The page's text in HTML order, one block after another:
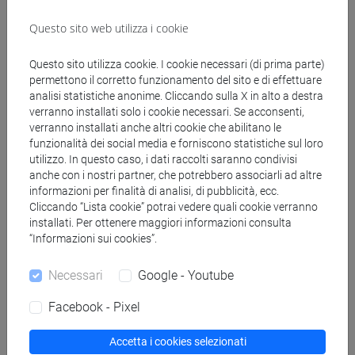
storico - dall'egemonia europea alla
medievale
[FTR3] LETTERE - Laurea
percorso comune
[FTR5] STORIA - Laurea
storico - mediterraneo antico e medievale/ storico -
dall'egemonia europea alla mondializzazione
Insegnamenti mutuati
FONDAMENTI DI LINGUISTICA II [FT0089]
Questo sito web utilizza i cookie
Questo sito utilizza cookie. I cookie necessari (di prima parte)
permettono il corretto funzionamento del sito e di effettuare
analisi statistiche anonime. Cliccando sulla X in alto a destra
verranno installati solo i cookie necessari. Se acconsenti,
verranno installati anche altri cookie che abilitano le
funzionalità dei social media e forniscono statistiche sul loro
utilizzo. In questo caso, i dati raccolti saranno condivisi
anche con i nostri partner, che potrebbero associarli ad altre
informazioni per finalità di analisi, di pubblicità, ecc.
Cliccando “Lista cookie” potrai vedere quali cookie verranno
installati. Per ottenere maggiori informazioni consulta
“Informazioni sui cookies”.
Necessari Google - Youtube
Facebook - Pixel
Accetta i cookies selezionati